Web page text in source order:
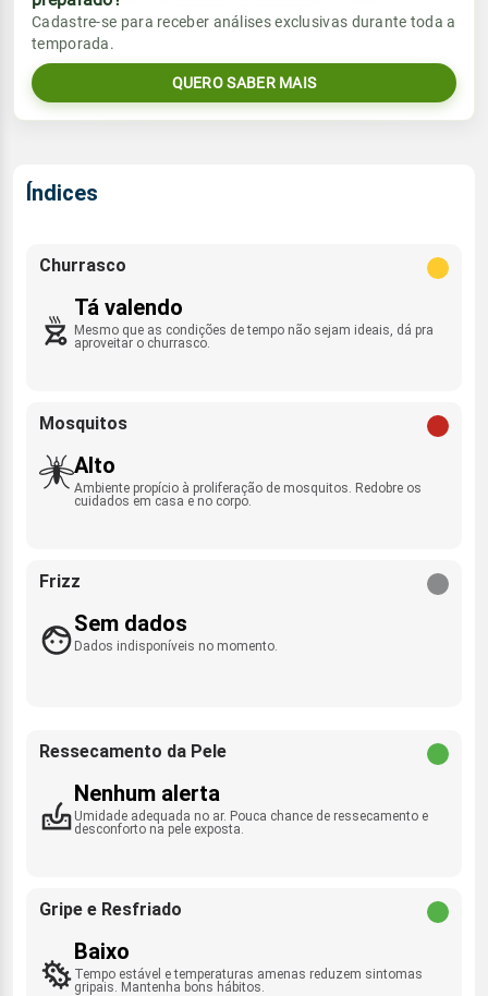
Umidade do ar
33% 83%
Rajada de vento
Sol
07:54h às 21:03h
Lua
Chuva
0.0mm
Umidade do ar
Vento
SE - 10km/h
Rajada de vento
Sol
Cadastre-se para receber análises exclusivas durante toda a
temporada.
QUERO SABER MAIS
Índices
Churrasco
Tá valendo
Mesmo que as condições de tempo não sejam ideais, dá pra
aproveitar o churrasco.
Mosquitos
Alto
Ambiente propício à proliferação de mosquitos. Redobre os
cuidados em casa e no corpo.
Frizz
Sem dados
Dados indisponíveis no momento.
Ressecamento da Pele
Nenhum alerta
Umidade adequada no ar. Pouca chance de ressecamento e
desconforto na pele exposta.
Gripe e Resfriado
Baixo
Tempo estável e temperaturas amenas reduzem sintomas
gripais. Mantenha bons hábitos.